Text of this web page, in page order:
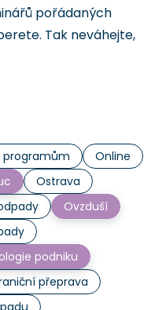
pořádaných
Tak neváhejte,
programům
Online
Ostrava
Ovzduší
podniku
přeprava